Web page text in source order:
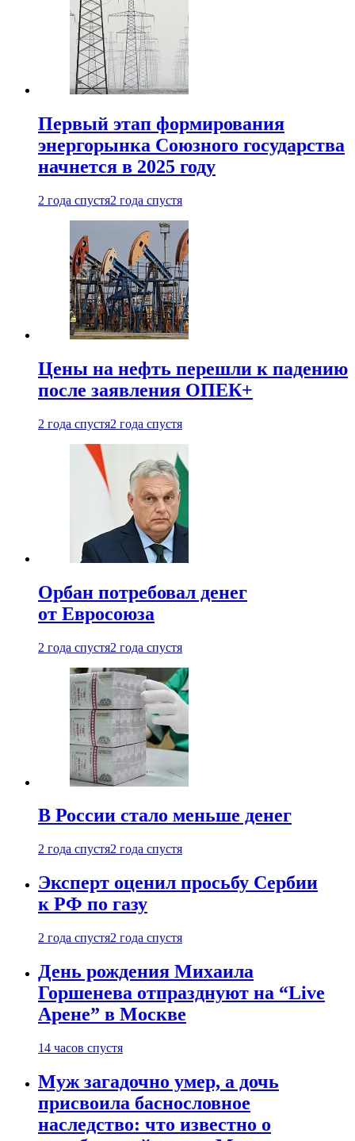
Первый этап формирования
энергорынка Союзного государства
начнется в 2025 году
2 года спустя2 года спустя
Цены на нефть перешли к падению
после заявления ОПЕК+
2 года спустя2 года спустя
Орбан потребовал денег
от Евросоюза
2 года спустя2 года спустя
В России стало меньше денег
2 года спустя2 года спустя
Эксперт оценил просьбу Сербии
к РФ по газу
2 года спустя2 года спустя
День рождения Михаила
Горшенева отпразднуют на “Live
Арене” в Москве
14 часов спустя
Муж загадочно умер, а дочь
присвоила баснословное
наследство: что известно о